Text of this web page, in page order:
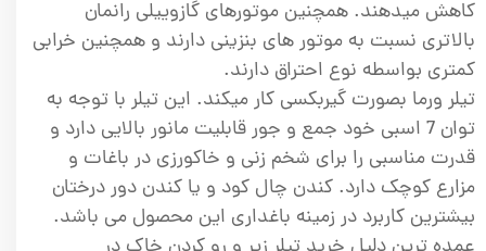
کاهش میدهند. همچنین موتورهای گازوییلی رانمان
بالاتری نسبت به موتور های بنزینی دارند و همچنین خرابی
کمتری بواسطه نوع احتراق دارند.
تیلر ورما بصورت گیربکسی کار میکند. این تیلر با توجه به
توان 7 اسبی خود جمع و جور قابلیت مانور بالایی دارد و
قدرت مناسبی را برای شخم زنی و خاکورزی در باغات و
مزارع کوچک دارد. کندن چال کود و یا کندن دور درختان
بیشترین کاربرد در زمینه باغداری این محصول می باشد.